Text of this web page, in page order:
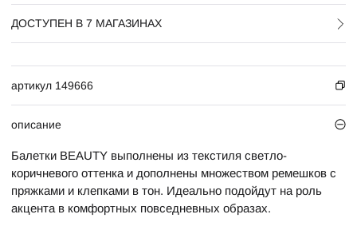
ДОСТУПЕН В 7 МАГАЗИНАХ
артикул 149666
описание
Балетки BEAUTY выполнены из текстиля светло-
коричневого оттенка и дополнены множеством ремешков с
пряжками и клепками в тон. Идеально подойдут на роль
акцента в комфортных повседневных образах.